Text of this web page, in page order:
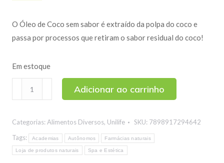
O Óleo de Coco sem sabor é extraído da polpa do coco e
passa por processos que retiram o sabor residual do coco!
Em estoque
de
Sem
Sabor
Unilife
Adicionar ao carrinho
Categorias: Alimentos Diversos, Unilife SKU: 7898917294642
Tags:
Academias Autônomos Farmácias naturais
Loja de produtos naturais Spa e Estética